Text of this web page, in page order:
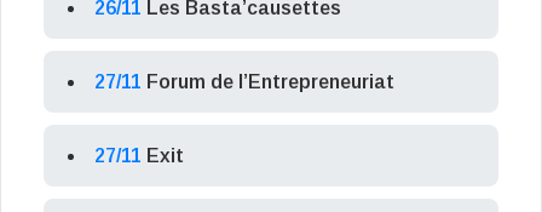
26/11 Les Basta’causettes
27/11 Forum de l’Entrepreneuriat
27/11 Exit